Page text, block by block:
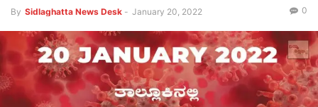
By Sidlaghatta News Desk - January 20, 2022 0